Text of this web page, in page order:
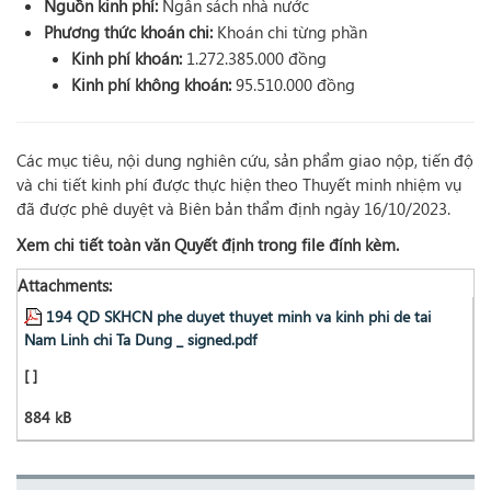
Nguồn kinh phí: Ngân sách nhà nước
Phương thức khoán chi: Khoán chi từng phần
Kinh phí khoán: 1.272.385.000 đồng
Kinh phí không khoán: 95.510.000 đồng
Các mục tiêu, nội dung nghiên cứu, sản phẩm giao nộp, tiến độ
và chi tiết kinh phí được thực hiện theo Thuyết minh nhiệm vụ
đã được phê duyệt và Biên bản thẩm định ngày 16/10/2023.
Xem chi tiết toàn văn Quyết định trong file đính kèm.
Attachments:
194 QD SKHCN phe duyet thuyet minh va kinh phi de tai
Nam Linh chi Ta Dung _ signed.pdf
[ ]
884 kB